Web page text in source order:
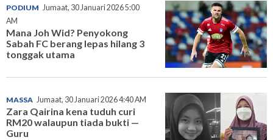
PODIUM Jumaat, 30 Januari 2026 5:00
AM
Mana Joh Wid? Penyokong
Sabah FC berang lepas hilang 3
tonggak utama
MASSA Jumaat, 30 Januari 2026 4:40 AM
Zara Qairina kena tuduh curi
RM20 walaupun tiada bukti —
Guru